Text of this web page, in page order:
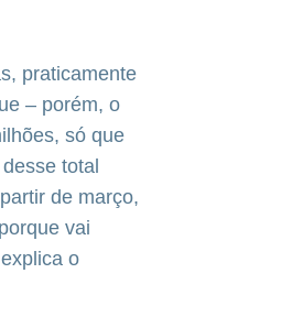
praticamente
– porém, o
só que
total
de março,
vai
o